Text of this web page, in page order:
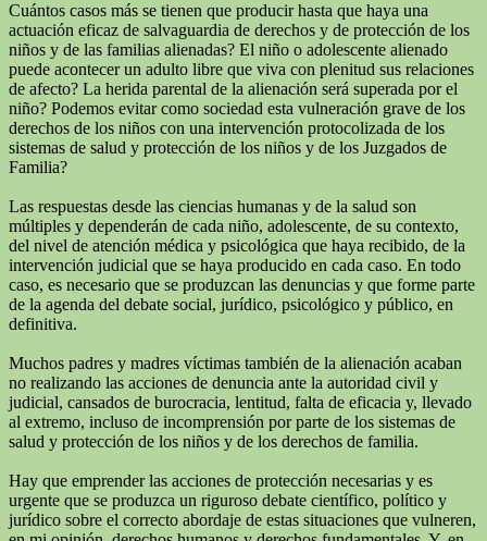
Cuántos casos más se tienen que producir hasta que haya una
actuación eficaz de salvaguardia de derechos y de protección de los
niños y de las familias alienadas? El niño o adolescente alienado
puede acontecer un adulto libre que viva con plenitud sus relaciones
de afecto? La herida parental de la alienación será superada por el
niño? Podemos evitar como sociedad esta vulneración grave de los
derechos de los niños con una intervención protocolizada de los
sistemas de salud y protección de los niños y de los Juzgados de
Familia?
Las respuestas desde las ciencias humanas y de la salud son
múltiples y dependerán de cada niño, adolescente, de su contexto,
del nivel de atención médica y psicológica que haya recibido, de la
intervención judicial que se haya producido en cada caso. En todo
caso, es necesario que se produzcan las denuncias y que forme parte
de la agenda del debate social, jurídico, psicológico y público, en
definitiva.
Muchos padres y madres víctimas también de la alienación acaban
no realizando las acciones de denuncia ante la autoridad civil y
judicial, cansados de burocracia, lentitud, falta de eficacia y, llevado
al extremo, incluso de incomprensión por parte de los sistemas de
salud y protección de los niños y de los derechos de familia.
Hay que emprender las acciones de protección necesarias y es
urgente que se produzca un riguroso debate científico, político y
jurídico sobre el correcto abordaje de estas situaciones que vulneren,